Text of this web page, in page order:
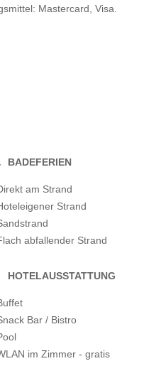
Mastercard, Visa.
BADEFERIEN
am Strand
Strand
abfallender Strand
HOTELAUSSTATTUNG
Bar / Bistro
im Zimmer - gratis